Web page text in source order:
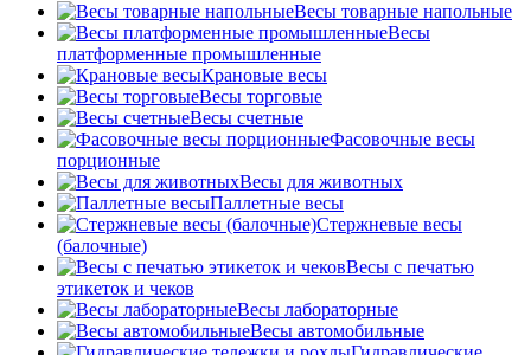
Весы товарные напольные
Весы
платформенные промышленные
Крановые весы
Весы торговые
Весы счетные
Фасовочные весы
порционные
Весы для животных
Паллетные весы
Стержневые весы
(балочные)
Весы c печатью
этикеток и чеков
Весы лабораторные
Весы автомобильные